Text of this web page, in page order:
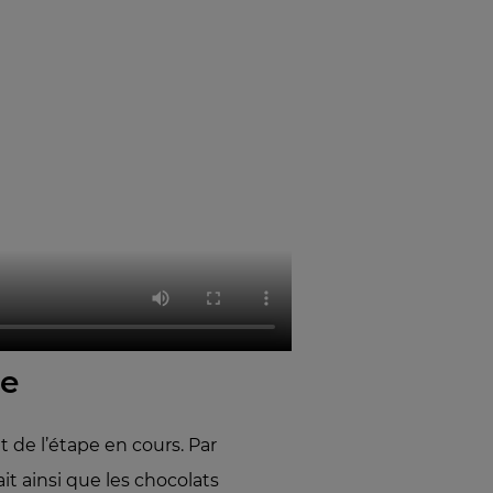
l’étape en cours. Par
ainsi que les chocolats